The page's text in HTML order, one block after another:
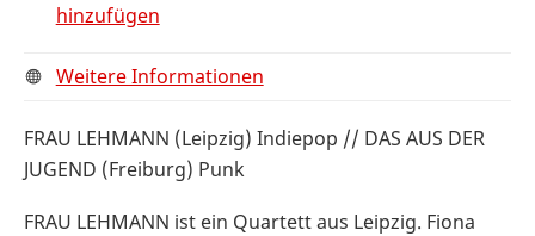
hinzufügen
Weitere Informationen
FRAU LEHMANN (Leipzig) Indiepop // DAS AUS DER
JUGEND (Freiburg) Punk
FRAU LEHMANN ist ein Quartett aus Leipzig. Fiona